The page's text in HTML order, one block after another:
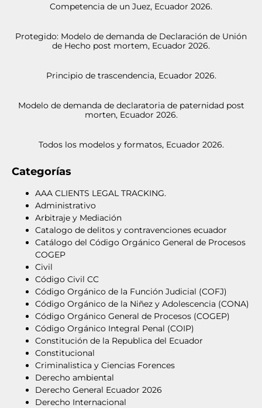
Competencia de un Juez, Ecuador 2026.
Protegido: Modelo de demanda de Declaración de Unión
de Hecho post mortem, Ecuador 2026.
Principio de trascendencia, Ecuador 2026.
Modelo de demanda de declaratoria de paternidad post
morten, Ecuador 2026.
Todos los modelos y formatos, Ecuador 2026.
Categorías
AAA CLIENTS LEGAL TRACKING.
Administrativo
Arbitraje y Mediación
Catalogo de delitos y contravenciones ecuador
Catálogo del Código Orgánico General de Procesos
COGEP
Civil
Código Civil CC
Código Orgánico de la Función Judicial (COFJ)
Código Orgánico de la Niñez y Adolescencia (CONA)
Código Orgánico General de Procesos (COGEP)
Código Orgánico Integral Penal (COIP)
Constitución de la Republica del Ecuador
Constitucional
Criminalistica y Ciencias Forences
Derecho ambiental
Derecho General Ecuador 2026
Derecho Internacional